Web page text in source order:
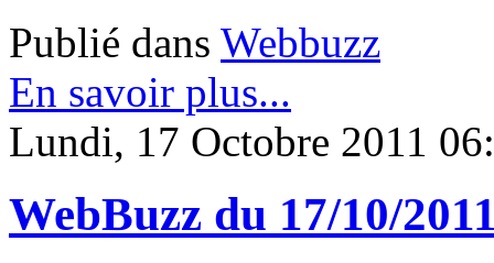
Publié dans Webbuzz
En savoir plus...
Lundi, 17 Octobre 2011
WebBuzz du 17/10/